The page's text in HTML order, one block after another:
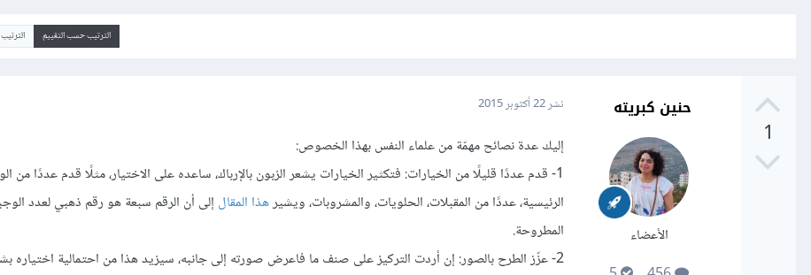
الترتيب حسب التقييم
1
حنين كبريته
الأعضاء
نشر22 أكتوبر 2015
إليك عدة نصائح مهمّة من علماء النفس بهذا الخصوص:
1- قدم عددًا قليلًا من الخيارات: فتكثير الخيارات يشعر الزبون بالإرباك، ساعده على الاختيار، مثلًا قدم عددًا من
الرئيسية، عددًا من المقبلات، الحلويات، والمشروبات، ويشيرهذا المقال إلى أن الرقم سبعة هو رقم ذهبي لعدد
المطروحة.
2- عزّز الطرح بالصور: إن أردت التركيز على صنف ما فاعرض صورته إلى جانبه، سيزيد هذا من احتمالية اختياره